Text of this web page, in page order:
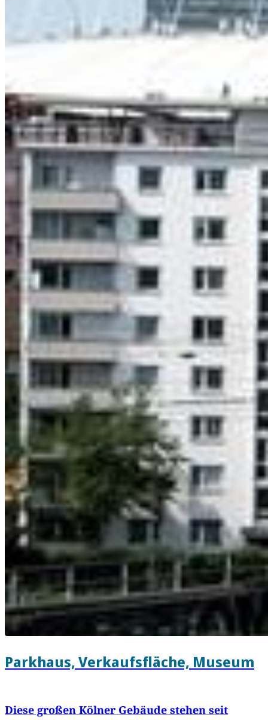
Parkhaus, Verkaufsfläche, Museum
Diese großen Kölner Gebäude stehen seit